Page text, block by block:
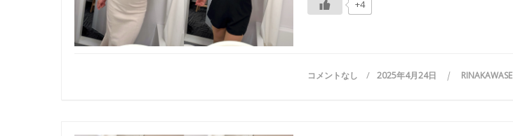
+4
コメントなし 2025年4月24日 RINAKAWASE